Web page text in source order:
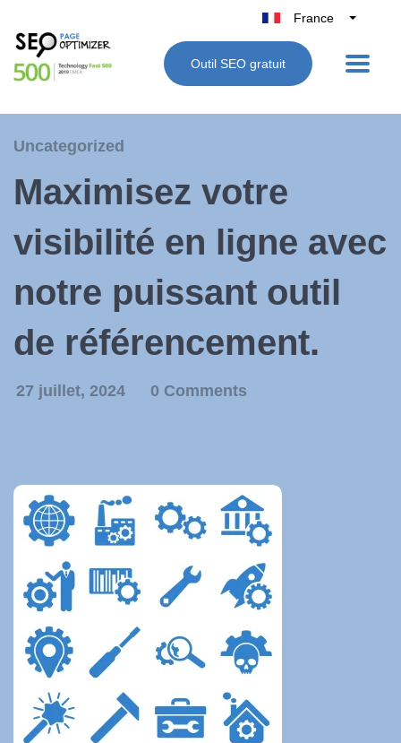
France
Belgique
België
Outil SEO gratuit
Uncategorized
Maximisez votre
visibilité en ligne avec
notre puissant outil
de référencement.
27 juillet, 2024 0 Comments